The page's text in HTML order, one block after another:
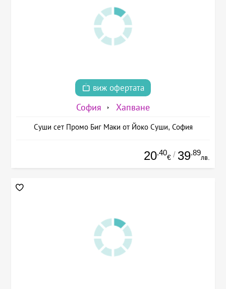
виж офертата
София Хапване
Суши сет Промо Биг Маки от Йоко Суши, София
20.40
€ / 39.89
лв.